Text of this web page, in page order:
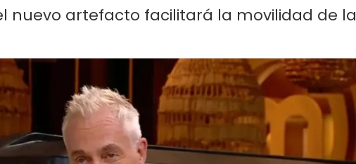
nuevo artefacto facilitará la movilidad de la